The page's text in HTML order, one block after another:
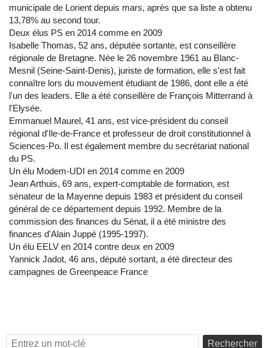
municipale de Lorient depuis mars, après que sa liste a obtenu
13,78% au second tour.
Deux élus PS en 2014 comme en 2009​
Isabelle Thomas, 52 ans, députée sortante, est conseillère
régionale de Bretagne. Née le 26 novembre 1961 au Blanc-
Mesnil (Seine-Saint-Denis), juriste de formation, elle s'est fait
connaître lors du mouvement étudiant de 1986, dont elle a été
l'un des leaders. Elle a été conseillère de François Mitterrand à
l'Elysée.
Emmanuel Maurel, 41 ans, est vice-président du conseil
régional d'Ile-de-France et professeur de droit constitutionnel à
Sciences-Po. Il est également membre du secrétariat national
du PS.
Un élu Modem-UDI en 2014 comme en 2009
Jean Arthuis, 69 ans, expert-comptable de formation, est
sénateur de la Mayenne depuis 1983 et président du conseil
général de ce département depuis 1992. Membre de la
commission des finances du Sénat, il a été ministre des
finances d'Alain Juppé (1995-1997).
Un élu EELV en 2014 contre deux en 2009
Yannick Jadot, 46 ans, député sortant, a été directeur des
campagnes de Greenpeace France
Rechercher